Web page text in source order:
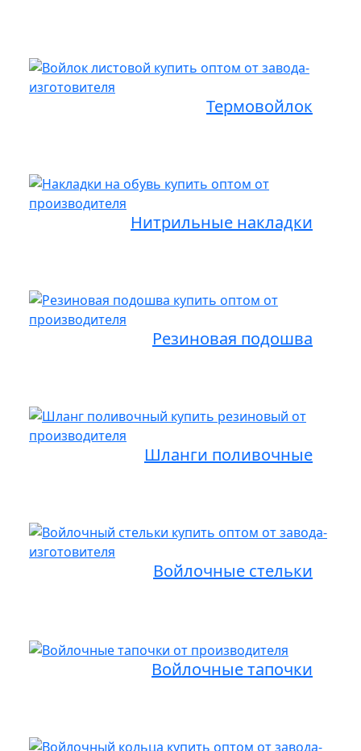
Термовойлок
Нитрильные накладки
Резиновая подошва
Шланги поливочные
Войлочные стельки
Войлочные тапочки